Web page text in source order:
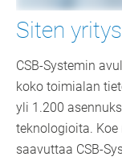
Siten
CSB-Systemin
koko toimialan
yli 1.200
teknologioita.
saavuttaa CSB-